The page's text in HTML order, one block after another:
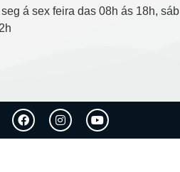
á sex feira das 08h ás 18h, sáb